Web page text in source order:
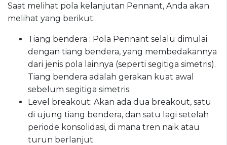
Saat melihat pola kelanjutan Pennant, Anda akan
melihat yang berikut:
Tiang bendera : Pola Pennant selalu dimulai
dengan tiang bendera, yang membedakannya
dari jenis pola lainnya (seperti segitiga simetris).
Tiang bendera adalah gerakan kuat awal
sebelum segitiga simetris.
Level breakout: Akan ada dua breakout, satu
di ujung tiang bendera, dan satu lagi setelah
periode konsolidasi, di mana tren naik atau
turun berlanjut